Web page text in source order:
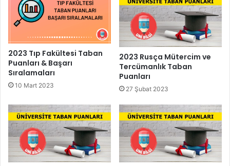
2023 Tıp Fakültesi Taban
Puanları & Başarı
Sıralamaları
10 Mart 2023
2023 Rusça Mütercim ve
Tercümanlık Taban
Puanları
27 Şubat 2023